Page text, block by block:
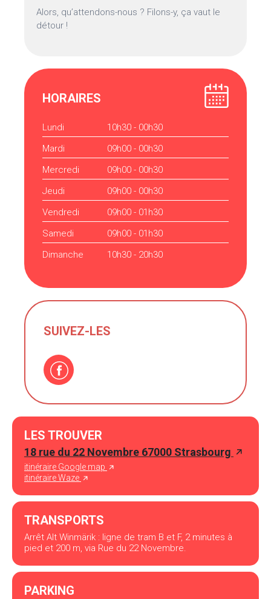
Alors, qu’attendons-nous ? Filons-y, ça vaut le
détour !
HORAIRES
Lundi
10h30 - 00h30
Mardi
09h00 - 00h30
Mercredi
09h00 - 00h30
Jeudi
09h00 - 00h30
Vendredi
09h00 - 01h30
Samedi
09h00 - 01h30
Dimanche
10h30 - 20h30
SUIVEZ-LES
LES TROUVER
18 rue du 22 Novembre 67000 Strasbourg
itinéraire Google map
itinéraire Waze
TRANSPORTS
Arrêt Alt Winmärik : ligne de tram B et F, 2 minutes à
pied et 200 m, via Rue du 22 Novembre.
PARKING